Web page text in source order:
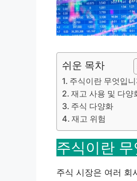
쉬운 목차
주식이란 무엇입
재고 사용 및 다양
주식 다양화
재고 위험
주식이란
주식 시장은 여러 회